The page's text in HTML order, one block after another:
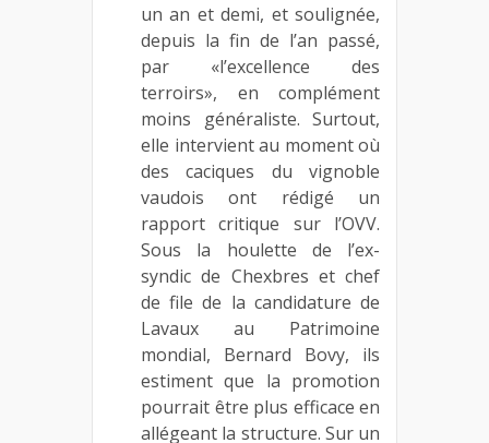
un an et demi, et soulignée,
depuis la fin de l’an passé,
par «l’excellence des
terroirs», en complément
moins généraliste. Surtout,
elle intervient au moment où
des caciques du vignoble
vaudois ont rédigé un
rapport critique sur l’OVV.
Sous la houlette de l’ex-
syndic de Chexbres et chef
de file de la candidature de
Lavaux au Patrimoine
mondial, Bernard Bovy, ils
estiment que la promotion
pourrait être plus efficace en
allégeant la structure. Sur un